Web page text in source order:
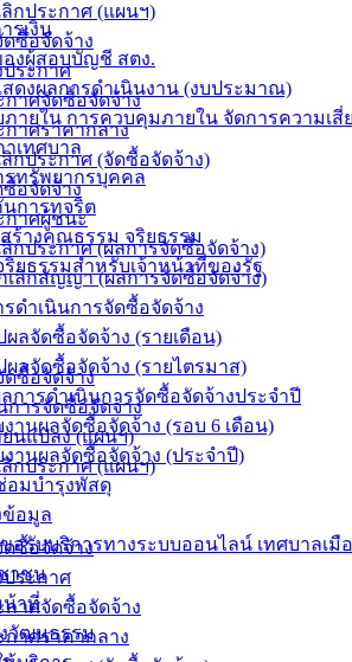
ลิกประกาศ (แผนฯ)
ซื้อจัดจ้าง
ประกาศ
กาศจัดซื้อจัดจ้าง
กาศราคากลาง
ลิกประกาศ (จัดซื้อจัดจ้าง)
อจัดจ้าง
กาศผู้ชนะ
ลิกประกาศ (ผลการจัดซื้อจัดจ้าง)
เลิกสัญญา (ผลการจัดซื้อจัดจ้าง)
ดำเนินการจัดซื้อจัดจ้าง
ผลจัดซื้อจัดจ้าง (รายเดือน)
ผลจัดซื้อจัดจ้าง (รายไตรมาส)
การดำเนินการจัดซื้อจัดจ้างประจำปี
งานผลจัดซื้อจัดจ้าง (รอบ 6 เดือน)
งานผลจัดซื้อจัดจ้าง (ประจำปี)
อมบำรุงพัสดุ
ข้อมูล
ขอรับบริการทางระบบออนไลน์ เทศบาลเมื
าชน
น้าที่
วัฒนธรรม
รเงิน
องผู้สอบบัญชี สตง.
ดงผลการดำเนินงาน (งบประมาณ)
ภายใน การควบคุมภายใน จัดการความเสี่
เทศบาล
รทรัพยากรบุคคล
นการทุจริต
ร้างคุณธรรม จริยธรรม
ยธรรมสำหรับเจ้าหน้าที่ของรัฐ
ดซื้อจัดจ้าง
การจัดซื้อจัดจ้าง
ยนแปลง (แผนฯ)
ลิกประกาศ (แผนฯ)
ซื้อจัดจ้าง
ประกาศ
กาศจัดซื้อจัดจ้าง
กาศราคากลาง